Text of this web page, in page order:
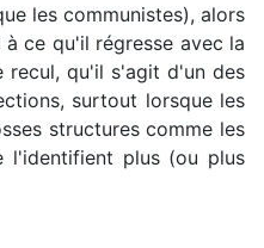
les communistes), alors
ce qu'il régresse avec la
recul, qu'il s'agit d'un des
surtout lorsque les
structures comme les
l'identifient plus (ou plus